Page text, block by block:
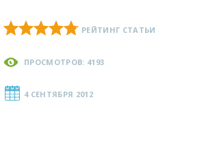
РЕЙТИНГ СТАТЬИ
ПРОСМОТРОВ: 4193
4 СЕНТЯБРЯ 2012